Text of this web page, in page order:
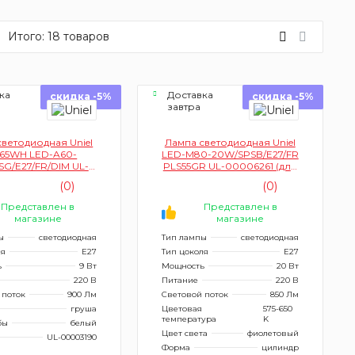
Итого: 18 товаров
скидка -5%
Uniel
LED-A60-
E27/FR/DIM UL-
(0)
Представлен в
магазине
светодиодная
E27
9 Вт
220 В
900 Лм
груша
белый
UL-00003190
Доставка
завтра
скидка -5%
Лампа светодиодная Uniel
LED-M80-20W/SPSB/E27/FR
PLS55GR UL-00006261 (для
(0)
Представлен в
магазине
Тип лампы
светодиодная
Тип цоколя
E27
Мощность
20 Вт
Питание
220 В
Световой поток
850 Лм
Цветовая
температура
575-650
K
Цвет света
фиолетовый
Форма
цилиндр